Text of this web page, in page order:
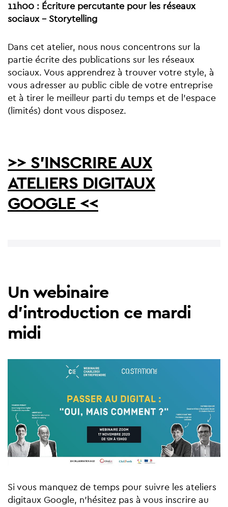
11h00 : Écriture percutante pour les réseaux
sociaux - Storytelling
Dans cet atelier, nous nous concentrons sur la
partie écrite des publications sur les réseaux
sociaux. Vous apprendrez à trouver votre style, à
vous adresser au public cible de votre entreprise
et à tirer le meilleur parti du temps et de l'espace
(limités) dont vous disposez.
>> S'INSCRIRE AUX
ATELIERS DIGITAUX
GOOGLE <<
Un webinaire
d'introduction ce mardi
midi
Si vous manquez de temps pour suivre les ateliers
digitaux Google, n'hésitez pas à vous inscrire au